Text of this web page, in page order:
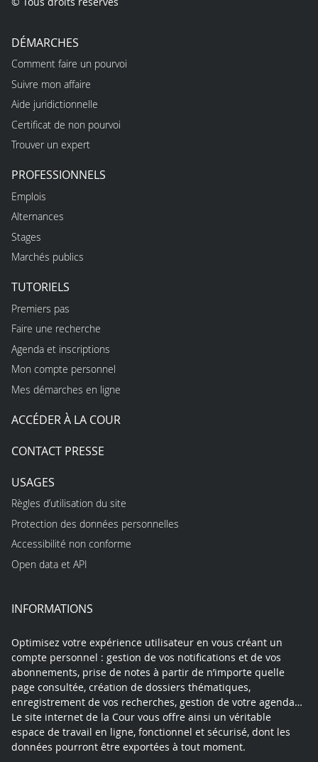
DÉMARCHES
Comment faire un pourvoi
Suivre mon affaire
Aide juridictionnelle
Certificat de non pourvoi
Trouver un expert
PROFESSIONNELS
Emplois
Alternances
Stages
Marchés publics
TUTORIELS
Premiers pas
Faire une recherche
Agenda et inscriptions
Mon compte personnel
Mes démarches en ligne
ACCÉDER À LA COUR
CONTACT PRESSE
USAGES
Règles d’utilisation du site
Protection des données personnelles
Accessibilité non conforme
Open data et API
INFORMATIONS
Optimisez votre expérience utilisateur en vous créant un
compte personnel : gestion de vos notifications et de vos
abonnements, prise de notes à partir de n’importe quelle
page consultée, création de dossiers thématiques,
enregistrement de vos recherches, gestion de votre agenda…
Le site internet de la Cour vous offre ainsi un véritable
espace de travail en ligne, fonctionnel et sécurisé, dont les
données pourront être exportées à tout moment.